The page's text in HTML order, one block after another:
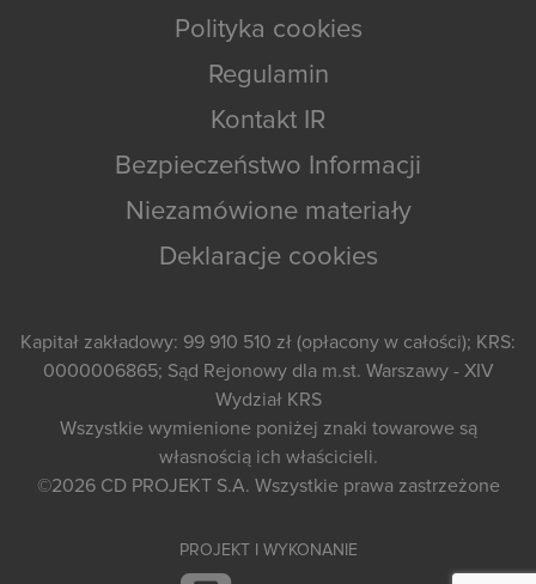
Polityka cookies
Regulamin
Kontakt IR
Bezpieczeństwo Informacji
Niezamówione materiały
Deklaracje cookies
Kapitał zakładowy: 99 910 510 zł (opłacony w całości); KRS:
0000006865; Sąd Rejonowy dla m.st. Warszawy - XIV
Wydział KRS
Wszystkie wymienione poniżej znaki towarowe są
własnością ich właścicieli.
©2026 CD PROJEKT S.A. Wszystkie prawa zastrzeżone
PROJEKT I WYKONANIE